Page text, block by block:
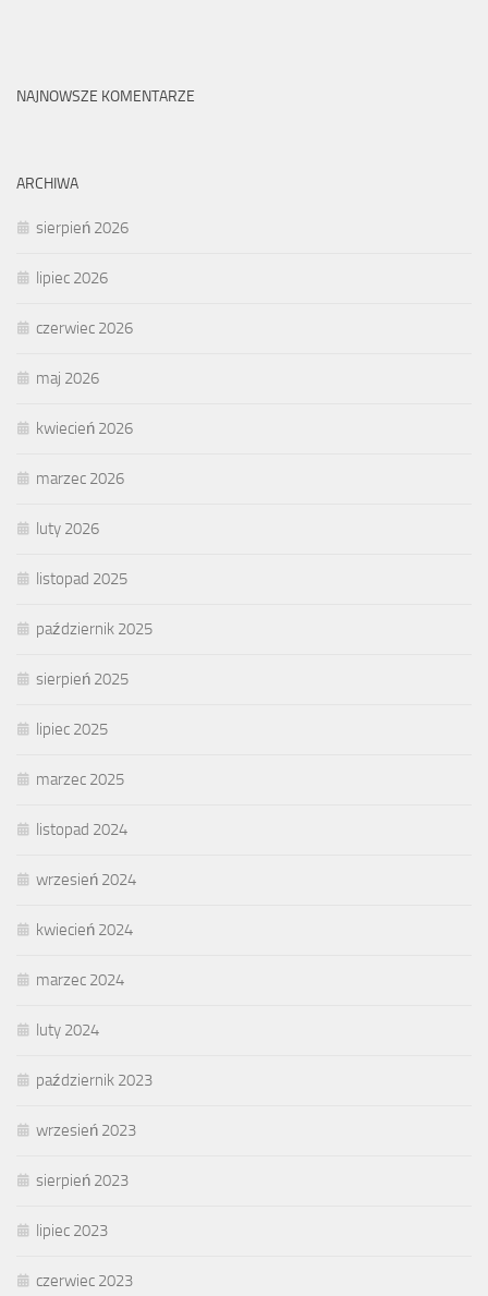
NAJNOWSZE KOMENTARZE
ARCHIWA
sierpień 2026
lipiec 2026
czerwiec 2026
maj 2026
kwiecień 2026
marzec 2026
luty 2026
listopad 2025
październik 2025
sierpień 2025
lipiec 2025
marzec 2025
listopad 2024
wrzesień 2024
kwiecień 2024
marzec 2024
luty 2024
październik 2023
wrzesień 2023
sierpień 2023
lipiec 2023
czerwiec 2023